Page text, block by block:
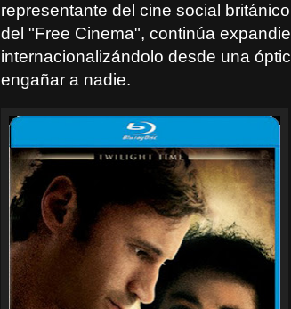
representante del cine social
del "Free Cinema", continúa
internacionalizándolo desde una
engañar a nadie.